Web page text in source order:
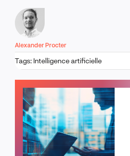
Alexander Procter
Tags: Intelligence artificielle